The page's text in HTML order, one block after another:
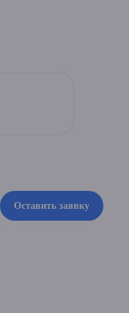
Оставить заявку